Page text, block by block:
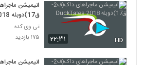
۲۲:۳۱ HD
ق17)دوبله DuckTales 2018
تی وی کده
۱۷۵ بازدید